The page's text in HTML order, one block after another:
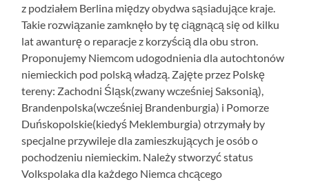
z podziałem Berlina między obydwa sąsiadujące kraje.
Takie rozwiązanie zamknęło by tę ciągnącą się od kilku
lat awanturę o reparacje z korzyścią dla obu stron.
Proponujemy Niemcom udogodnienia dla autochtonów
niemieckich pod polską władzą. Zajęte przez Polskę
tereny: Zachodni Śląsk(zwany wcześniej Saksonią),
Brandenpolska(wcześniej Brandenburgia) i Pomorze
Duńskopolskie(kiedyś Meklemburgia) otrzymały by
specjalne przywileje dla zamieszkujących je osób o
pochodzeniu niemieckim. Należy stworzyć status
Volkspolaka dla każdego Niemca chcącego